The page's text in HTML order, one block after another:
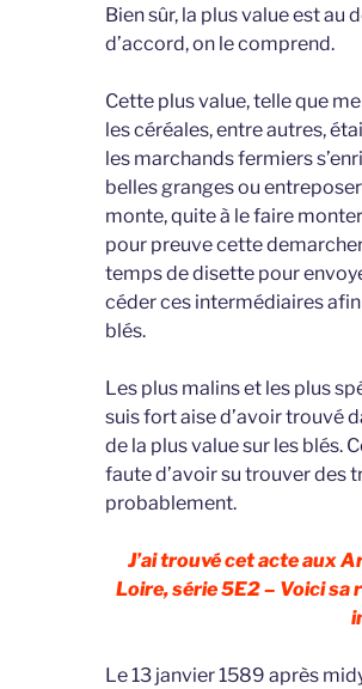
Bien sûr, la plus value est au
d’accord, on le comprend.
Cette plus value, telle que
les céréales, entre autres,
les marchands fermiers
belles granges ou
monte, quite à le faire
pour preuve cette
temps de disette pour
céder ces intermédiaires
blés.
Les plus malins et les plus
suis fort aise d’avoir trouvé
de la plus value sur les blés.
faute d’avoir su trouver des
probablement.
J’ai trouvé cet acte aux
Loire, série 5E2 – Voici
Le 13 janvier 1589 après